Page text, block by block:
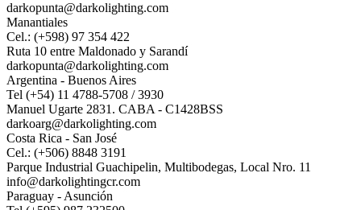
darkopunta@darkolighting.com
Manantiales
Cel.: (+598) 97 354 422
Ruta 10 entre Maldonado y Sarandí
darkopunta@darkolighting.com
Argentina - Buenos Aires
Tel (+54) 11 4788-5708 / 3930
Manuel Ugarte 2831. CABA - C1428BSS
darkoarg@darkolighting.com
Costa Rica - San José
Cel.: (+506) 8848 3191
Parque Industrial Guachipelin, Multibodegas, Local Nro. 11
info@darkolightingcr.com
Paraguay - Asunción